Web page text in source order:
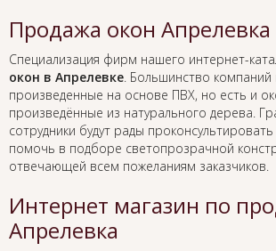
Продажа окон Апрелевка
Специализация фирм нашего интернет-
окон в Апрелевке. Большинство компаний
произведенные на основе ПВХ, но есть и
произведённые из натурального дерева.
сотрудники будут рады
помочь в подборе светопрозрачной
отвечающей всем пожеланиям заказчиков.
Интернет магазин по
Апрелевка